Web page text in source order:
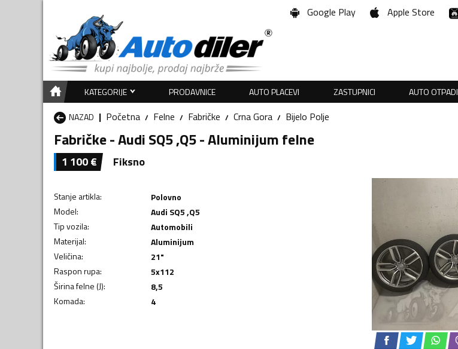
Google Play Apple Store
KATEGORIJE PRODAVNICE AUTO PLACEVI ZASTUPNICI AUTO OTPADI
NAZAD
Početna Felne Fabričke Crna Gora Bijelo Polje
Fabričke - Audi SQ5 ,Q5 - Aluminijum felne
1 100€ Fiksno
Stanje artikla:
Polovno
Model:
Audi SQ5 ,Q5
Tip vozila:
Automobili
Materijal:
Aluminijum
Veličina:
21"
Raspon rupa:
5x112
Širina felne (J):
8,5
Komada: 4